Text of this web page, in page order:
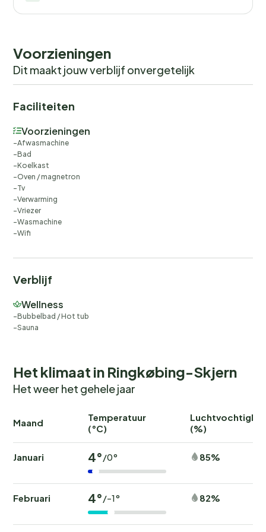
Voorzieningen
Dit maakt jouw verblijf onvergetelijk
Faciliteiten
Voorzieningen
Afwasmachine
Bad
Koelkast
Oven / magnetron
Tv
Verwarming
Vriezer
Wasmachine
Wifi
Verblijf
Wellness
Bubbelbad / Hot tub
Sauna
Het klimaat in Ringkøbing-Skjern
Het weer het gehele jaar
Maand
Temperatuur
(°C)
(%)
Januari 4°/0° 85%
Februari 4°/-1° 82%